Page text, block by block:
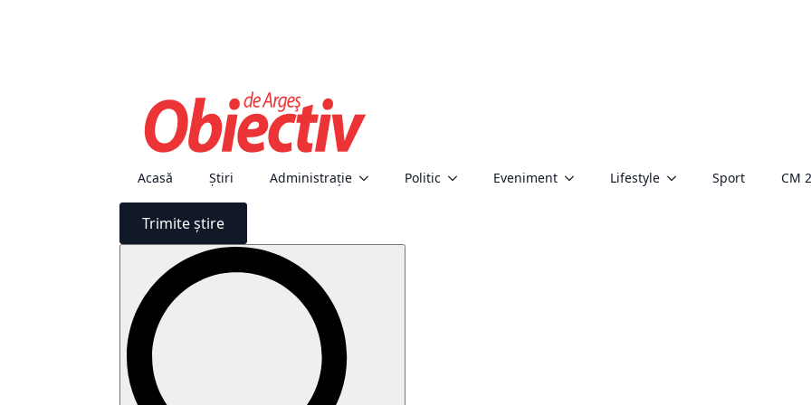
Acasă Știri Administraţie Politic Eveniment Lifestyle Sport CM
Trimite știre